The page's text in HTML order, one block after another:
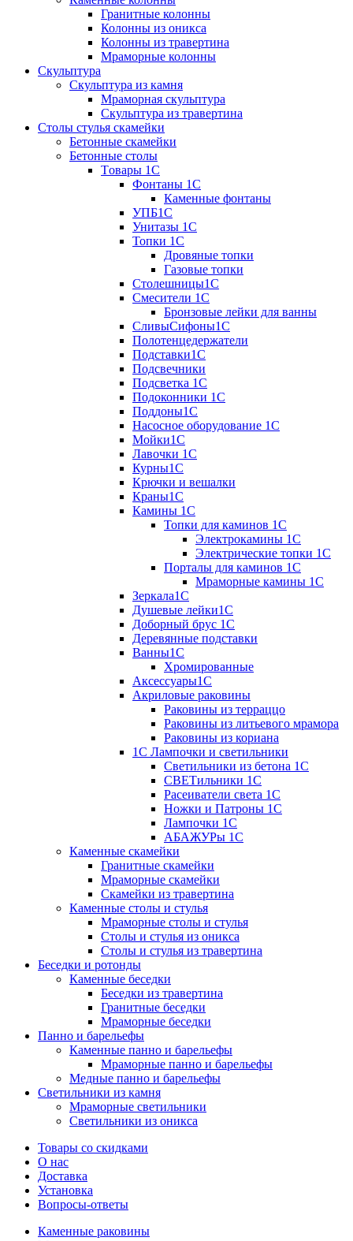
Гранитные колонны
Колонны из оникса
Колонны из травертина
Мраморные колонны
Скульптура
Скульптура из камня
Мраморная скульптура
Скульптура из травертина
Столы стулья скамейки
Бетонные скамейки
Бетонные столы
Tовары 1C
Фонтаны 1C
Каменные фонтаны
УПБ1С
Унитазы 1С
Топки 1С
Дровяные топки
Газовые топки
Столешницы1С
Смесители 1С
Бронзовые лейки для ванны
СливыСифоны1С
Полотенцедержатели
Подставки1С
Подсвечники
Подсветка 1С
Подоконники 1С
Поддоны1С
Насосное оборудование 1С
Мойки1С
Лавочки 1С
Курны1С
Крючки и вешалки
Краны1С
Камины 1C
Топки для каминов 1C
Электрокамины 1С
Электрические топки 1C
Порталы для каминов 1С
Мраморные камины 1C
Зеркала1С
Душевые лейки1С
Доборный брус 1С
Деревянные подставки
Ванны1С
Хромированные
Аксессуары1С
Акриловые раковины
Раковины из терраццо
Раковины из литьевого мрамора
Раковины из кориана
1С Лампочки и светильники
Светильники из бетона 1С
СВЕТильники 1С
Расеиватели света 1С
Ножки и Патроны 1С
Лампочки 1С
АБАЖУРы 1С
Каменные скамейки
Гранитные скамейки
Мраморные скамейки
Скамейки из травертина
Каменные столы и стулья
Мраморные столы и стулья
Столы и стулья из оникса
Столы и стулья из травертина
Беседки и ротонды
Каменные беседки
Беседки из травертина
Гранитные беседки
Мраморные беседки
Панно и барельефы
Каменные панно и барельефы
Мраморные панно и барельефы
Медные панно и барельефы
Светильники из камня
Мраморные светильники
Светильники из оникса
Товары со скидками
О нас
Доставка
Установка
Вопросы-ответы
Каменные раковины